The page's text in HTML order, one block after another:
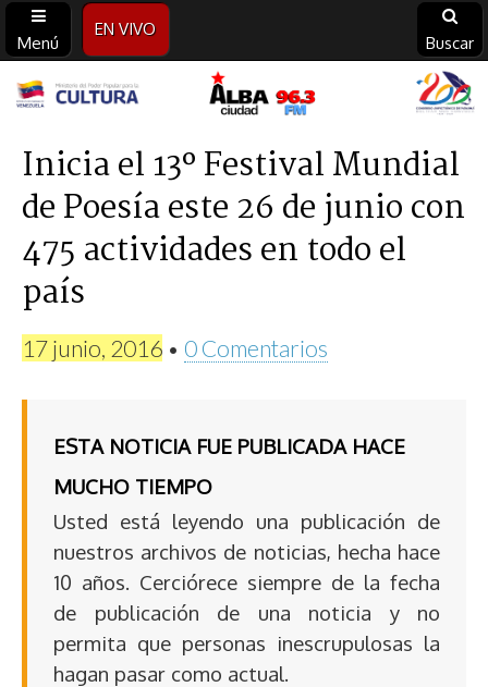
Menú
EN VIVO
Buscar
Alba
Ciudad
96.3
FM
Inicia el 13º Festival Mundial
de Poesía este 26 de junio con
475 actividades en todo el
país
17 junio, 2016 • 0 Comentarios
ESTA NOTICIA FUE PUBLICADA HACE
MUCHO TIEMPO
Usted está leyendo una publicación de
nuestros archivos de noticias, hecha hace
10 años. Cerciórece siempre de la fecha
de publicación de una noticia y no
permita que personas inescrupulosas la
hagan pasar como actual.